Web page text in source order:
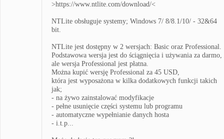
>https://www.ntlite.com/download/<
NTLite obsługuje systemy; Windows 7/ 8/8.1/10/ - 32&64
bit.
NTLite jest dostępny w 2 wersjach: Basic oraz Professional.
Podstawowa wersja jest do ściągnięcia i używania za darmo,
ale wersja Professional jest płatna.
Można kupić wersję Professional za 45 USD,
która jest wyposażona w kilka dodatkowych funkcji takich
jak;
- na żywo zainstalować modyfikacje
- pełne usunięcie części systemu lub programu
- automatyczne wypełnianie danych hosta
- i.t.p...